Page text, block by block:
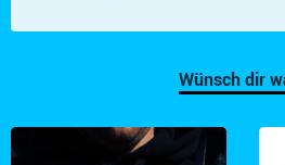
Wünsch dir